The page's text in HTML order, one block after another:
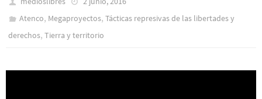
Atenco, Megaproyectos,Tácticas represivas de las libertades y
derechos, Tierra y territorio